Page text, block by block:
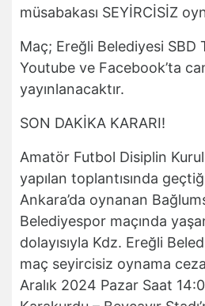
müsabakası SEYİRCİSİZ
Maç; Ereğli Belediyesi SBD
Youtube ve Facebook’ta
yayınlanacaktır.
SON DAKİKA KARARI!
Amatör Futbol Disiplin
yapılan toplantısında
Ankara’da oynanan
Belediyespor maçında
dolayısıyla Kdz. Ereğli
maç seyircisiz oynama
Aralık 2024 Pazar Saat